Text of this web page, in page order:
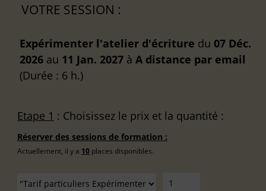
VOTRE SESSION :
Expérimenter l'atelier d'écriture du 07 Déc.
2026 au 11 Jan. 2027 à A distance par email
(Durée : 6 h.)
Etape 1 : Choisissez le prix et la quantité :
Réserver des sessions de formation :
Actuellement, il y a 10 places disponibles.